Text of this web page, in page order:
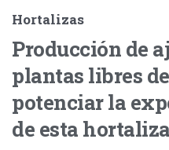
Hortalizas
Producción de
plantas libres
potenciar la
de esta hortaliza